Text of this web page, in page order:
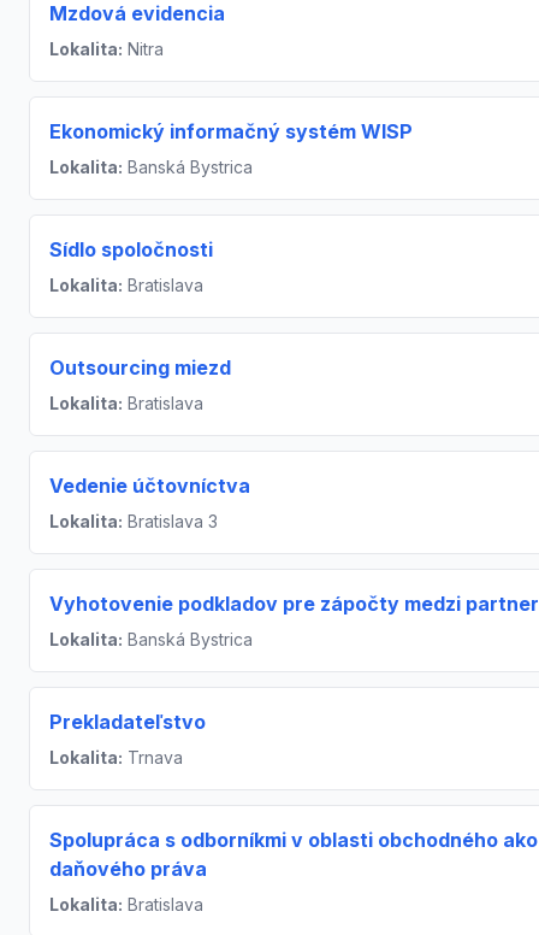
Mzdová evidencia
Lokalita: Nitra
Ekonomický informačný systém WISP
Lokalita: Banská Bystrica
Sídlo spoločnosti
Lokalita: Bratislava
Outsourcing miezd
Lokalita: Bratislava
Vedenie účtovníctva
Lokalita: Bratislava 3
Vyhotovenie podkladov pre zápočty medzi
Lokalita: Banská Bystrica
Prekladateľstvo
Lokalita: Trnava
Spolupráca s odborníkmi v oblasti obchodného
daňového práva
Lokalita: Bratislava